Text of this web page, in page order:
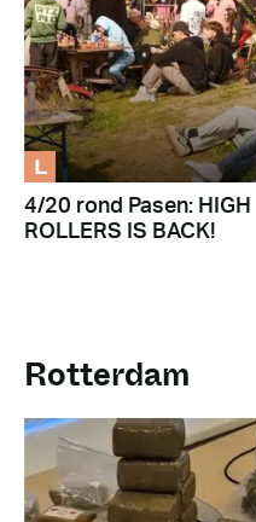
L
4/20 rond Pasen: HIGH
ROLLERS IS BACK!
Rotterdam